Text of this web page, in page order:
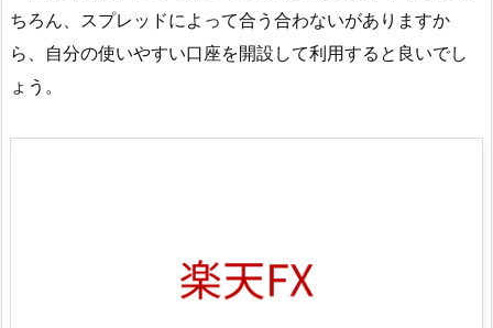
ちろん、スプレッドによって合う合わないがありますか
ら、自分の使いやすい口座を開設して利用すると良いでし
ょう。